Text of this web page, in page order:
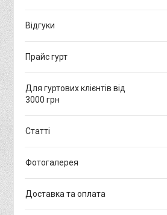
Відгуки
Прайс гурт
Для гуртових клієнтів від
3000 грн
Статті
Фотогалерея
Доставка та оплата